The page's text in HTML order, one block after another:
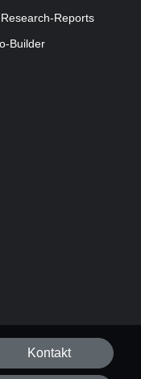
Reports
Builder
Kontakt